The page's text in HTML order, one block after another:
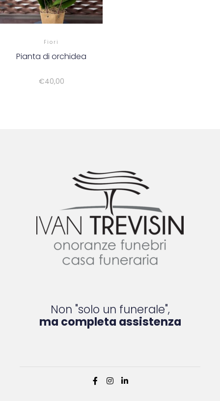
Fiori
Pianta di orchidea
€40,00
Non "solo un funerale",
ma completa assistenza